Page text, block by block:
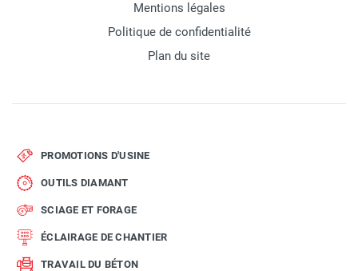
Mentions légales
Politique de confidentialité
Plan du site
PROMOTIONS D'USINE
OUTILS DIAMANT
SCIAGE ET FORAGE
ÉCLAIRAGE DE CHANTIER
TRAVAIL DU BÉTON